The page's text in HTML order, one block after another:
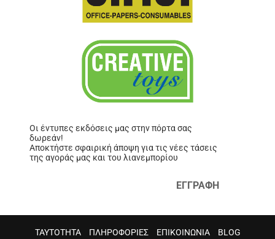
Οι έντυπες εκδόσεις μας στην πόρτα σας
δωρεάν!
Αποκτήστε σφαιρική άποψη για τις νέες τάσεις
της αγοράς μας και του λιανεμπορίου
ΕΓΓΡΑΦΗ
ΤΑΥΤΟΤΗΤΑ ΠΛΗΡΟΦΟΡΙΕΣ ΕΠΙΚΟΙΝΩΝΙΑ
BLOG